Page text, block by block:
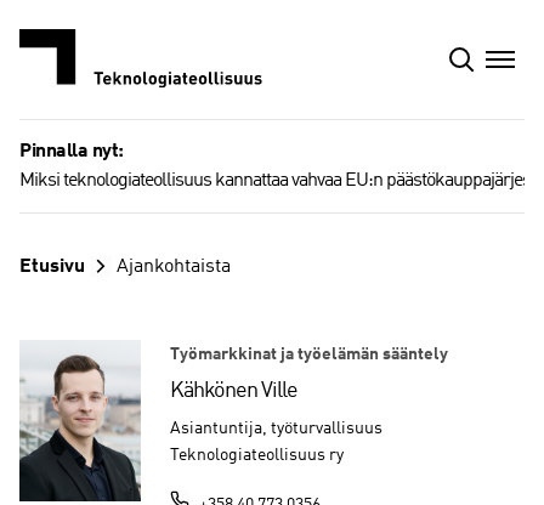
Pinnalla nyt:
Miksi teknologiateollisuus kannattaa vahvaa EU:n
Etusivu Ajankohtaista
Työmarkkinat ja työelämän sääntely
Kähkönen Ville
Asiantuntija, työturvallisuus
Teknologiateollisuus ry